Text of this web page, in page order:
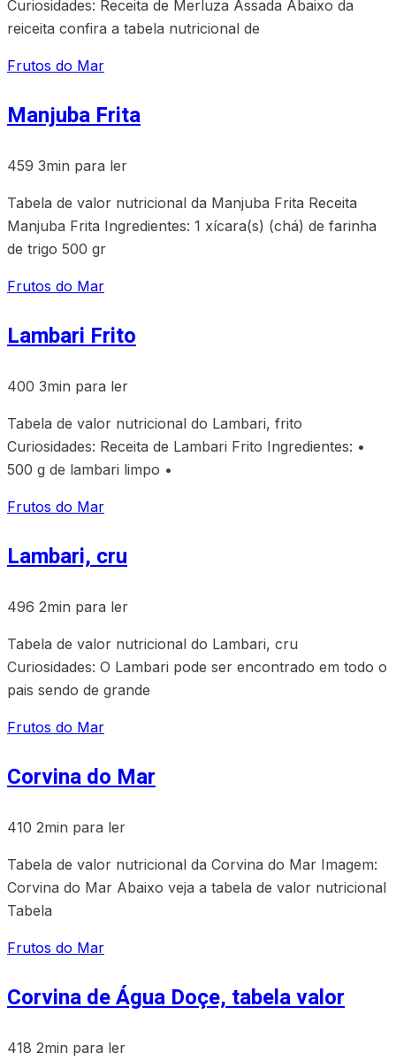
Curiosidades: Receita de Merluza Assada Abaixo da
reiceita confira a tabela nutricional de
Frutos do Mar
Manjuba Frita
459 3min para ler
Tabela de valor nutricional da Manjuba Frita Receita
Manjuba Frita Ingredientes: 1 xícara(s) (chá) de farinha
de trigo 500 gr
Frutos do Mar
Lambari Frito
400 3min para ler
Tabela de valor nutricional do Lambari, frito
Curiosidades: Receita de Lambari Frito Ingredientes: •
500 g de lambari limpo •
Frutos do Mar
Lambari, cru
496 2min para ler
Tabela de valor nutricional do Lambari, cru
Curiosidades: O Lambari pode ser encontrado em todo o
pais sendo de grande
Frutos do Mar
Corvina do Mar
410 2min para ler
Tabela de valor nutricional da Corvina do Mar Imagem:
Corvina do Mar Abaixo veja a tabela de valor nutricional
Tabela
Frutos do Mar
Corvina de Água Doçe, tabela valor
418 2min para ler